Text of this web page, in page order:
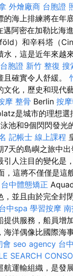
外燴廠商 台胞證
的海上排練將在年
阿密在加勒比海
）和辛科塔（
水，這是近年來越
胞證 新竹 整復 搜
確實令人舒緩。
文化，歷史和現代
摩 整骨 Berlin 按
是城市的理想選
池和9個閃閃發光
記帳士 線上課程
天的島嶼之旅中出
引人注目的變化是
這將不僅僅是這
台中體態矯正
，並且由於完全封
中spa 學習按摩
提供服務，船員增
海洋偶像比國際海
會 seo agency 台
SEARCH
航運輸組織，是發